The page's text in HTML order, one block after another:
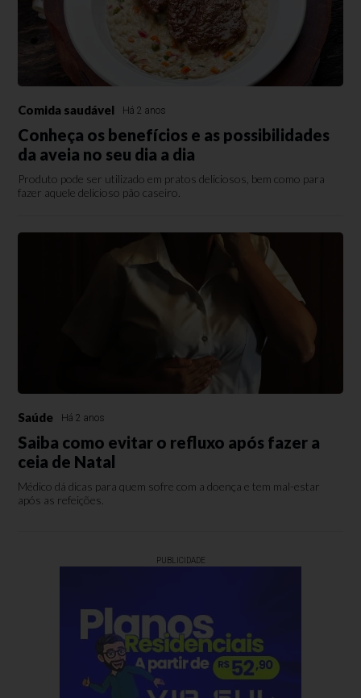
Comida saudável Há 2 anos
Conheça os benefícios e as possibilidades
da aveia no seu dia a dia
Produto pode ser utilizado em pratos deliciosos, bem como para
fazer aquele delicioso pão caseiro.
Saúde Há 2 anos
Saiba como evitar o refluxo após fazer a
ceia de Natal
Médico dá dicas para quem sofre com a doença e tem mal-estar
após as refeições.
PUBLICIDADE